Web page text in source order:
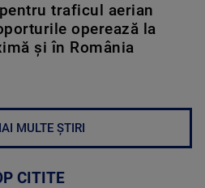
traficul aerian
operează la
și în România
MULTE ȘTIRI
CITITE